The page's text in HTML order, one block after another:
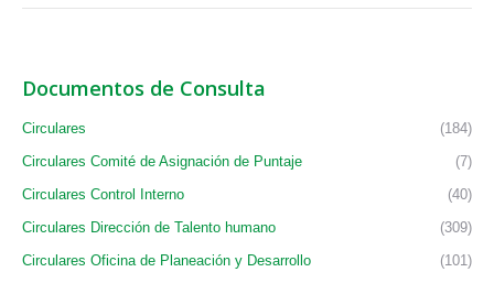
Documentos de Consulta
Circulares
(184)
Circulares Comité de Asignación de Puntaje
(7)
Circulares Control Interno
(40)
Circulares Dirección de Talento humano
(309)
Circulares Oficina de Planeación y Desarrollo
(101)